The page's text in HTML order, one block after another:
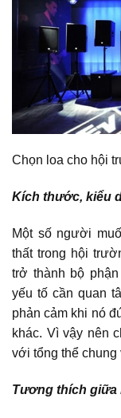
Chọn loa cho hội
Kích thước, kiểu
Một số người
thất trong hội
trở thành bộ
yếu tố cần quan
phản cảm khi nó
khác. Vì vậy nên
với tổng thể
Tương thích giữa